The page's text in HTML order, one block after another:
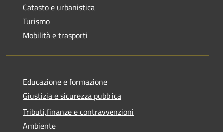
Catasto e urbanistica
Turismo
Mobilità e trasporti
Educazione e formazione
Giustizia e sicurezza pubblica
Tributi,finanze e contravvenzioni
Ambiente